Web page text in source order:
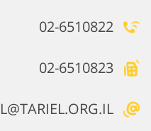
02-6510822
02-6510823